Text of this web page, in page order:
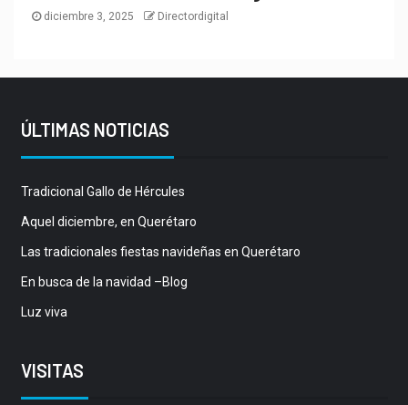
diciembre 3, 2025 Directordigital
ÚLTIMAS NOTICIAS
Tradicional Gallo de Hércules
Aquel diciembre, en Querétaro
Las tradicionales fiestas navideñas en Querétaro
En busca de la navidad –Blog
Luz viva
VISITAS